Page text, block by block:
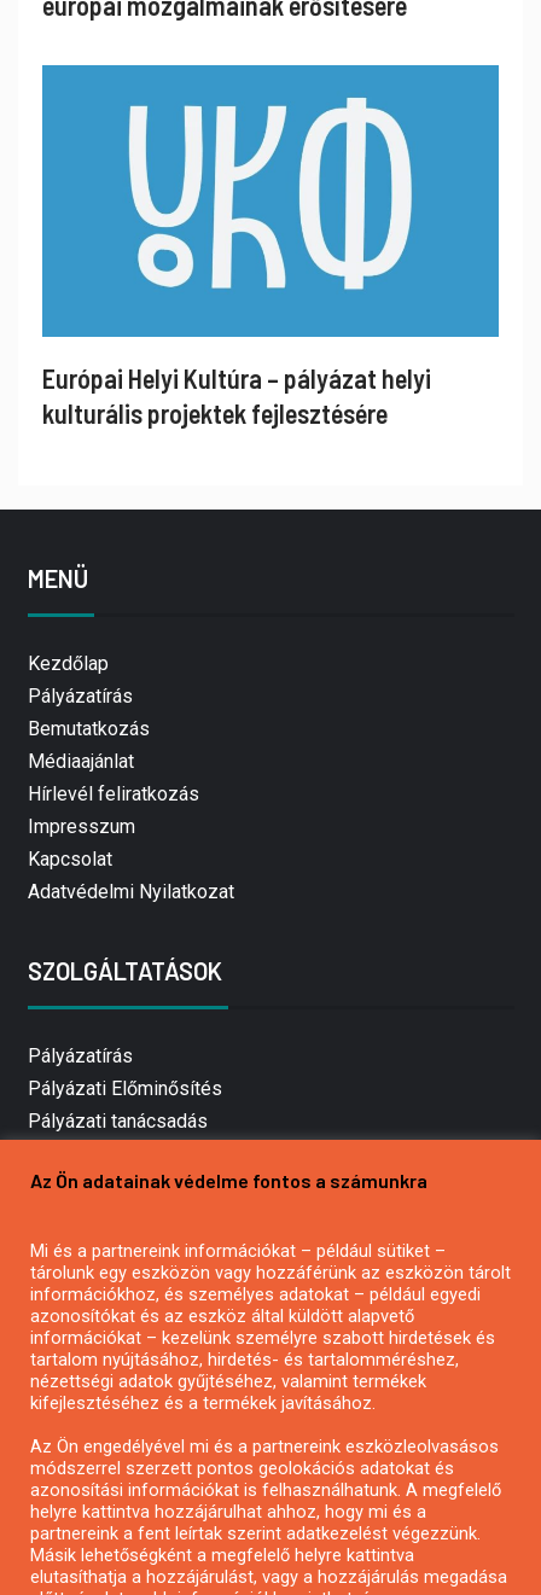
Európai Helyi Kultúra – pályázat helyi
kulturális projektek fejlesztésére
MENÜ
Kezdőlap
Pályázatírás
Bemutatkozás
Médiaajánlat
Hírlevél feliratkozás
Impresszum
Kapcsolat
Adatvédelmi Nyilatkozat
SZOLGÁLTATÁSOK
Pályázatírás
Pályázati Előminősítés
Pályázati tanácsadás
Mezőgazdasági pályázatírás
Pályázatírás civil szervezeteknek
Pályázatírás önkormányzatoknak
Pályázatfigyelés
Specifikus pályázatfigyelés vagy hírlevél
Pályázatok magánszemélyeknek
Pályázatok civil szervezeteknek
Pályázatok vállalkozásoknak
Az Ön adatainak védelme fontos a számunkra
Mi és a partnereink információkat – például sütiket –
tárolunk egy eszközön vagy hozzáférünk az eszközön tárolt
információkhoz, és személyes adatokat – például egyedi
azonosítókat és az eszköz által küldött alapvető
információkat – kezelünk személyre szabott hirdetések és
tartalom nyújtásához, hirdetés- és tartalomméréshez,
nézettségi adatok gyűjtéséhez, valamint termékek
kifejlesztéséhez és a termékek javításához.
Az Ön engedélyével mi és a partnereink eszközleolvasásos
módszerrel szerzett pontos geolokációs adatokat és
azonosítási információkat is felhasználhatunk. A megfelelő
helyre kattintva hozzájárulhat ahhoz, hogy mi és a
partnereink a fent leírtak szerint adatkezelést végezzünk.
Másik lehetőségként a megfelelő helyre kattintva
elutasíthatja a hozzájárulást, vagy a hozzájárulás megadása